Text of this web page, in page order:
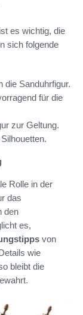
es wichtig, die
sich folgende
die Sanduhrfigur.
für die
zur Geltung.
Rolle in der
das
den
es,
von
wie
bleibt die